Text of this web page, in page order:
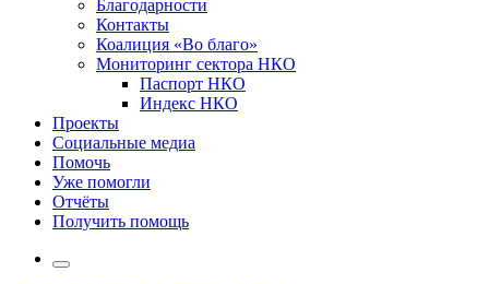
Благодарности
Контакты
Коалиция «Во благо»
Мониторинг сектора НКО
Паспорт НКО
Индекс НКО
Проекты
Социальные медиа
Помочь
Уже помогли
Отчёты
Получить помощь
More